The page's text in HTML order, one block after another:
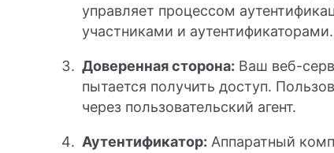
управляет процессом
участниками и аутентификаторами.
Доверенная сторона: Ваш веб-
пытается получить доступ.
через пользовательский агент.
Аутентификатор: Аппаратный